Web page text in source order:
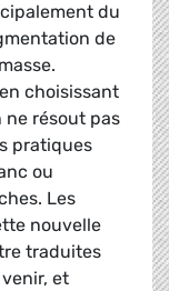
du
de
choisissant
ne résout pas
pratiques
ou
Les
nouvelle
traduites
et